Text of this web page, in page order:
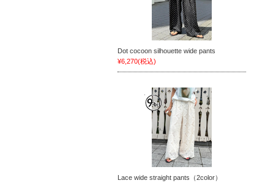
Dot cocoon silhouette wide pants
¥6,270(税込)
Lace wide straight pants（2color）